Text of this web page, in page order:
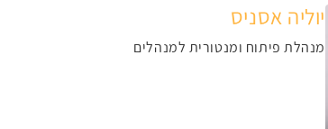
יוליה אסניס
מנהלת פיתוח ומנטורית למנהלים